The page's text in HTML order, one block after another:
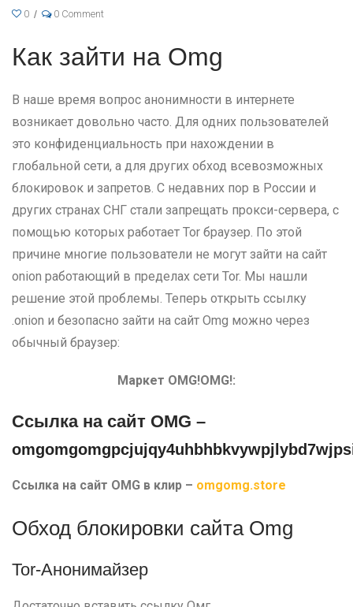
0 0 Comment
Как зайти на Omg
В наше время вопрос анонимности в интернете
возникает довольно часто. Для одних пользователей
это конфиденциальность при нахождении в
глобальной сети, а для других обход всевозможных
блокировок и запретов. С недавних пор в России и
других странах СНГ стали запрещать прокси-сервера, с
помощью которых работает Tor браузер. По этой
причине многие пользователи не могут зайти на сайт
onion работающий в пределах сети Tor. Мы нашли
решение этой проблемы. Теперь открыть ссылку
.onion и безопасно зайти на сайт Omg можно через
обычный браузер:
Маркет OMG!OMG!:
Ссылка на сайт OMG –
Ссылка на сайт OMG в клир – omgomg.store
Обход блокировки сайта Omg
Tor-Анонимайзер